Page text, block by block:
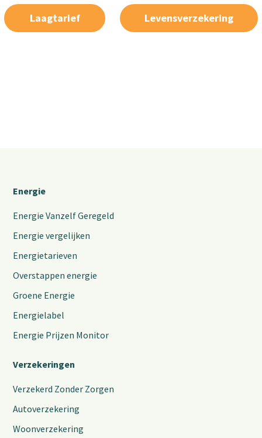
Laagtarief Levensverzekering
Energie
Energie Vanzelf Geregeld
Energie vergelijken
Energietarieven
Overstappen energie
Groene Energie
Energielabel
Energie Prijzen Monitor
Verzekeringen
Verzekerd Zonder Zorgen
Autoverzekering
Woonverzekering